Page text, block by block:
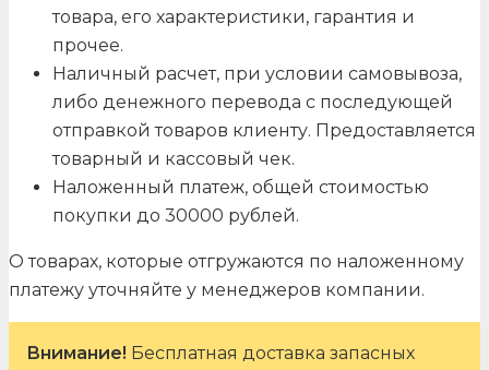
товара, его характеристики, гарантия и
прочее.
Наличный расчет, при условии самовывоза,
либо денежного перевода с последующей
отправкой товаров клиенту. Предоставляется
товарный и кассовый чек.
Наложенный платеж, общей стоимостью
покупки до 30000 рублей.
О товарах, которые отгружаются по наложенному
платежу уточняйте у менеджеров компании.
Внимание! Бесплатная доставка запасных